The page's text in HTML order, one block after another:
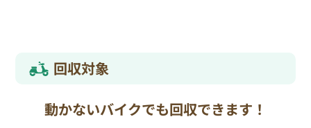
回収対象
動かないバイクでも回収できます！